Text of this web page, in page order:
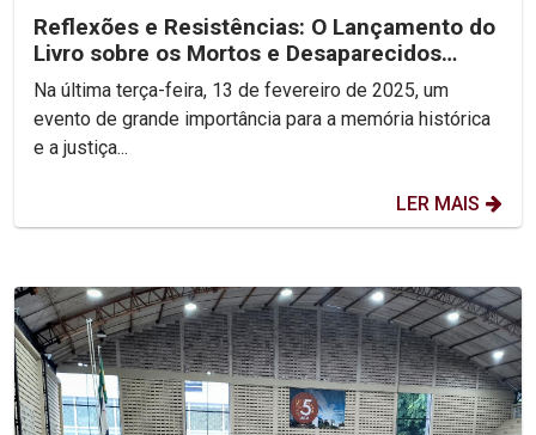
Reflexões e Resistências: O Lançamento do
Livro sobre os Mortos e Desaparecidos
Políticos
Na última terça-feira, 13 de fevereiro de 2025, um
evento de grande importância para a memória histórica
e a justiça...
LER MAIS